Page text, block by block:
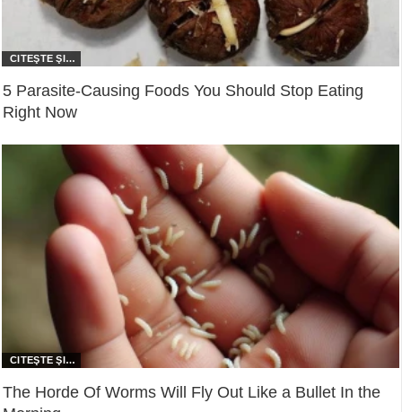
5 Parasite-Causing Foods You Should Stop Eating
Right Now
The Horde Of Worms Will Fly Out Like a Bullet In the